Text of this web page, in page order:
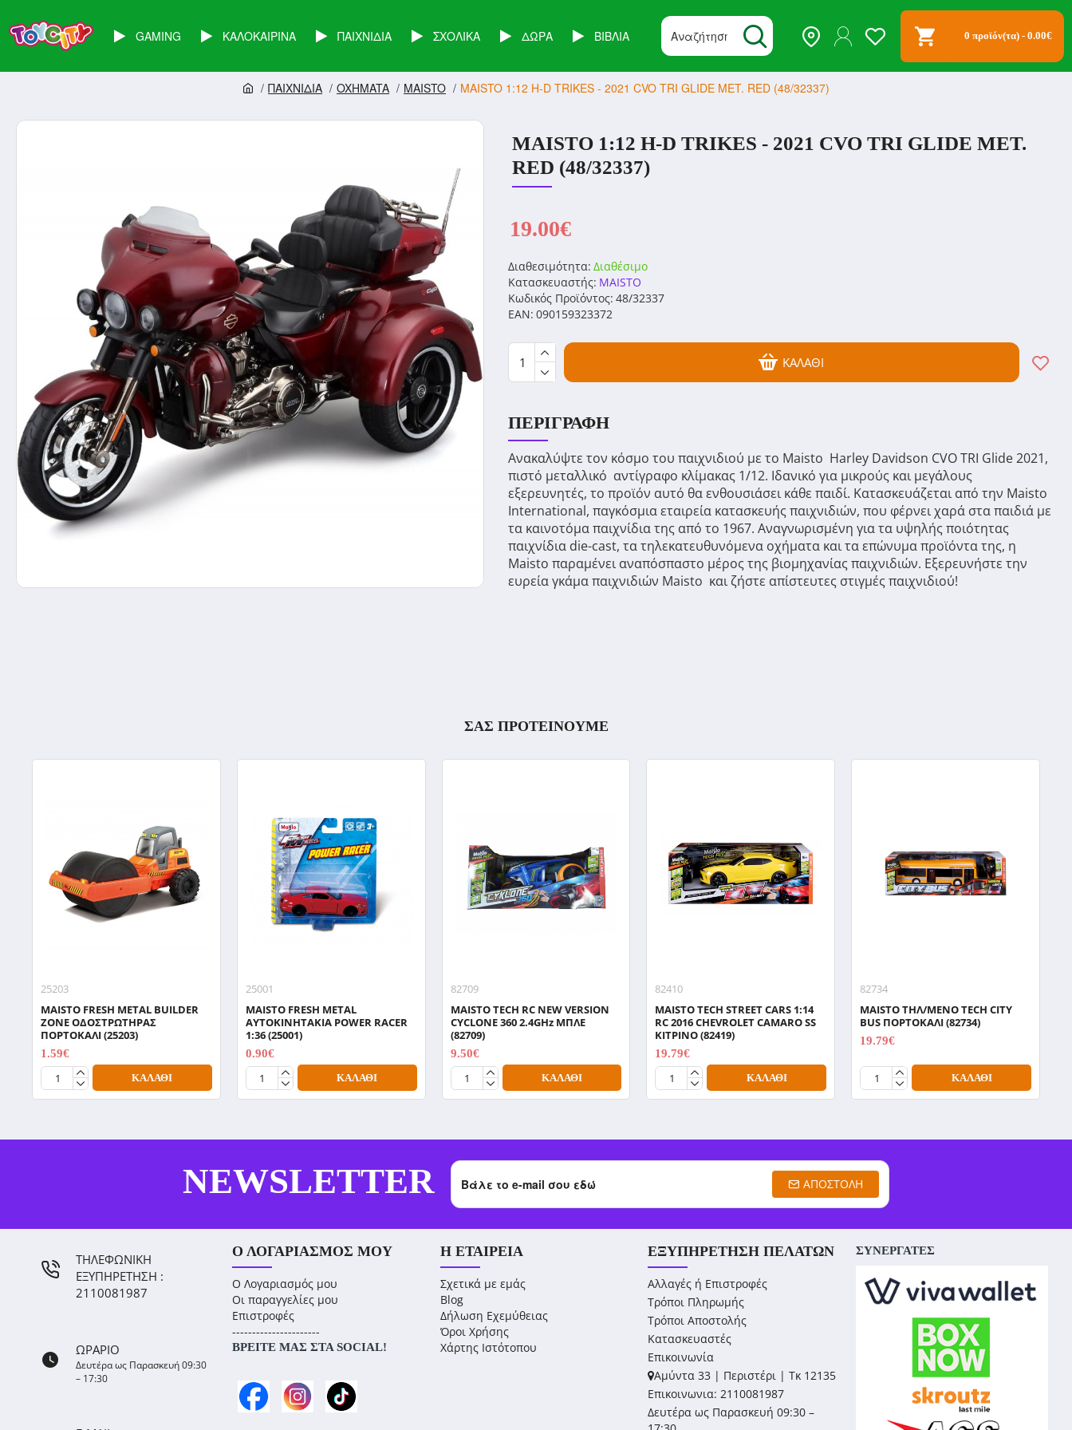
GAMING ΚΑΛΟΚΑΙΡΙΝΑ ΠΑΙΧΝΙΔΙΑ ΣΧΟΛΙΚΑ ΔΩΡΑ ΒΙΒΛΙΑ 0 προϊόν(τα) - 0.00€
ΠΑΙΧΝΙΔΙΑ OXHMATA MAISTO MAISTO 1:12 H-D TRIKES - 2021 CVO TRI GLIDE MET. RED (48/32337)
MAISTO 1:12 H-D TRIKES - 2021 CVO TRI GLIDE MET.
RED (48/32337)
Διαθεσιμότητα: Διαθέσιμο
Κατασκευαστής: MAISTO
Κωδικός Προϊόντος: 48/32337
EAN: 090159323372
19.00€
ΚΑΛΆΘΙ
ΠΕΡΙΓΡΑΦΉ
Ανακαλύψτε τον κόσμο του παιχνιδιού με το Maisto Harley Davidson CVO TRI Glide 2021,
πιστό μεταλλικό αντίγραφο κλίμακας 1/12. Ιδανικό για μικρούς και μεγάλους
εξερευνητές, το προϊόν αυτό θα ενθουσιάσει κάθε παιδί. Κατασκευάζεται από την Maisto
International, παγκόσμια εταιρεία κατασκευής παιχνιδιών, που φέρνει χαρά στα παιδιά με
τα καινοτόμα παιχνίδια της από το 1967. Αναγνωρισμένη για τα υψηλής ποιότητας
παιχνίδια die-cast, τα τηλεκατευθυνόμενα οχήματα και τα επώνυμα προϊόντα της, η
Maisto παραμένει αναπόσπαστο μέρος της βιομηχανίας παιχνιδιών. Εξερευνήστε την
ευρεία γκάμα παιχνιδιών Maisto και ζήστε απίστευτες στιγμές παιχνιδιού!
ΣΑΣ ΠΡΟΤΕΙΝΟΥΜΕ
25203
MAISTO FRESH METAL BUILDER
ZONE ΟΔΟΣΤΡΩΤΗΡΑΣ
ΠΟΡΤΟΚΑΛΙ (25203)
1.59€
ΚΑΛΆΘΙ
25001
MAISTO FRESH METAL
ΑΥΤΟΚΙΝΗΤΑΚΙΑ POWER RACER
1:36 (25001)
0.90€
ΚΑΛΆΘΙ
82709
MAISTO TECH RC NEW VERSION
CYCLONE 360 2.4GHz ΜΠΛΕ
(82709)
9.50€
ΚΑΛΆΘΙ
82410
MAISTO TECH STREET CARS 1:14
RC 2016 CHEVROLET CAMARO SS
ΚΙΤΡΙΝΟ (82419)
19.79€
ΚΑΛΆΘΙ
82734
MAISTO ΤΗΛ/ΜΕΝΟ TECH CITY
BUS ΠΟΡΤΟΚΑΛΙ (82734)
19.79€
ΚΑΛΆΘΙ
NEWSLETTER ΑΠΟΣΤΟΛΉ
ΤΗΛΕΦΩΝΙΚΗ
ΕΞΥΠΗΡΕΤΗΣΗ :
2110081987
ΩΡΑΡΙΟ
Δευτέρα ως Παρασκευή 09:30
– 17:30
Ο ΛΟΓΑΡΙΑΣΜΌΣ ΜΟΥ
Ο Λογαριασμός μου
Οι παραγγελίες μου
Επιστροφές
----------------------
ΒΡΕΊΤΕ ΜΑΣ ΣΤΑ SOCIAL!
Η ΕΤΑΙΡΕΊΑ
Σχετικά με εμάς
Blog
Δήλωση Εχεμύθειας
Όροι Χρήσης
Χάρτης Ιστότοπου
ΕΞΥΠΗΡΈΤΗΣΗ ΠΕΛΑΤΏΝ
Αλλαγές ή Επιστροφές
Τρόποι Πληρωμής
Τρόποι Αποστολής
Κατασκευαστές
Επικοινωνία
Αμύντα 33 | Περιστέρι | Τκ 12135
Επικοινωνια: 2110081987
Δευτέρα ως Παρασκευή 09:30 –
ΣΥΝΕΡΓΑΤΕΣ